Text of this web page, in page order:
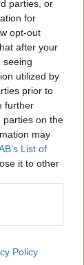
parties, or
for
opt-out
after your
seeing
utilized by
prior to
further
parties on the
may
List of
it to other
Policy